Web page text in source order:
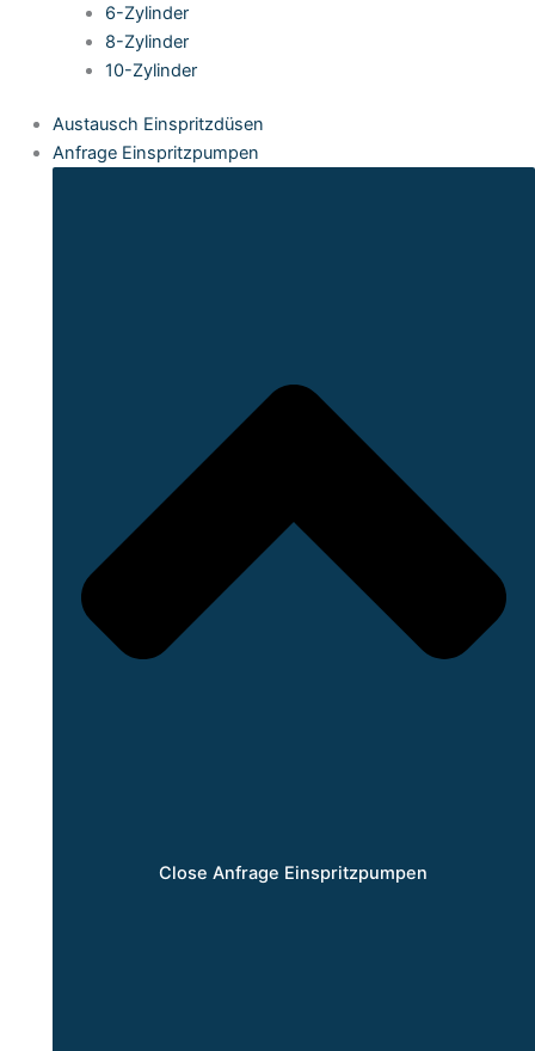
6-Zylinder
8-Zylinder
10-Zylinder
Austausch Einspritzdüsen
Anfrage Einspritzpumpen
Close Anfrage Einspritzpumpen